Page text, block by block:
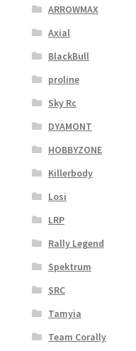
ARROWMAX
Axial
BlackBull
proline
Sky Rc
DYAMONT
HOBBYZONE
Killerbody
Losi
LRP
Rally Legend
Spektrum
SRC
Tamyia
Team Corally